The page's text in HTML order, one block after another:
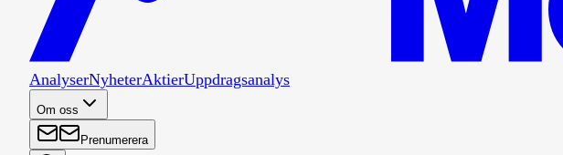
AnalyserNyheterAktierUppdragsanalys
Om oss
Prenumerera